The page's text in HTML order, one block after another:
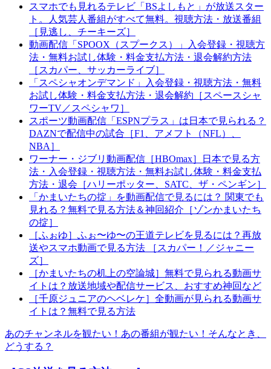
スマホでも見れるテレビ「BSよしもと」が放送スター
ト。人気芸人番組がすべて無料。視聴方法・放送番組
［見逃し、チーキーズ］
動画配信「SPOOX（スプークス）」入会登録・視聴方
法・無料お試し体験・料金支払方法・退会解約方法
［スカパー、サッカーライブ］
「スペシャオンデマンド」入会登録・視聴方法・無料
お試し体験・料金支払方法・退会解約［スペースシャ
ワーTV／スペシャワ］
スポーツ動画配信「ESPNプラス」は日本で見られる？
DAZNで配信中の試合［F1、アメフト（NFL）、
NBA］
ワーナー・ジブリ動画配信［HBOmax］日本で見る方
法・入会登録・視聴方法・無料お試し体験・料金支払
方法・退会［ハリーポッター、SATC、ザ・ペンギン］
「かまいたちの掟」を動画配信で見るには？ 関東でも
見れる？無料で見る方法＆神回紹介［ゾンかまいたち
の掟］
［ふぉゆ］ふぉ〜ゆ〜の王道テレビを見るには？再放
送やスマホ動画で見る方法 ［スカパー！／ジャニー
ズ］
［かまいたちの机上の空論城］無料で見られる動画サ
イトは？放送地域や配信サービス、おすすめ神回など
［千原ジュニアのヘベレケ］全動画が見られる動画サ
イトは？無料で見る方法
あのチャンネルを観たい！あの番組が観たい！そんなとき、
どうする？